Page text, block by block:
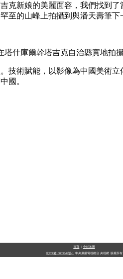
克新娘的美麗面容，我們找到
至的山峰上拍攝到與潘天壽筆
塔什庫爾幹塔吉克自治縣實地拍
術賦能，以影像為中國美術立
國。
首頁 全站地圖
京ICP備10003349號-1 中央廣播電視總台 央視網 版權所有